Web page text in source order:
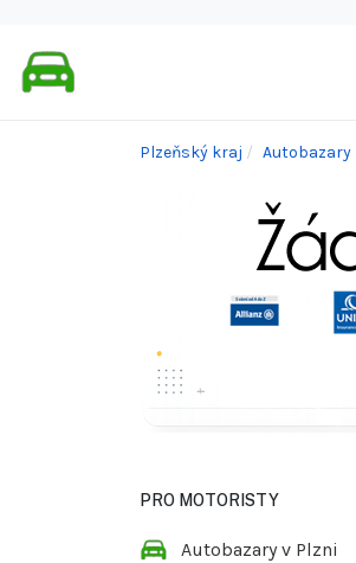
Plzeňský kraj Autobazary
PRO MOTORISTY
Autobazary v Plzni